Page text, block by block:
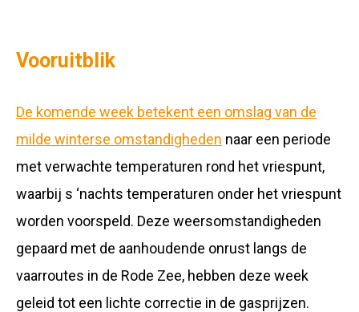
Vooruitblik
De komende week betekent een omslag van de
milde winterse omstandigheden naar een periode
met verwachte temperaturen rond het vriespunt,
waarbij s ‘nachts temperaturen onder het vriespunt
worden voorspeld. Deze weersomstandigheden
gepaard met de aanhoudende onrust langs de
vaarroutes in de Rode Zee, hebben deze week
geleid tot een lichte correctie in de gasprijzen.